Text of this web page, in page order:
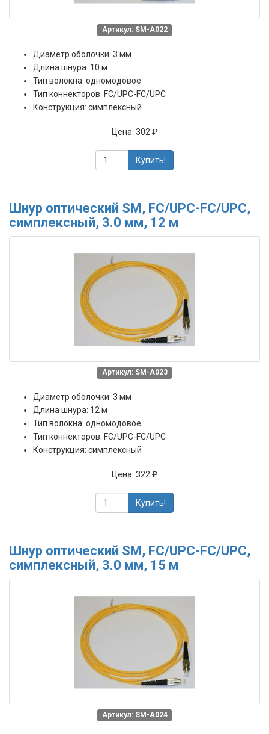
Артикул: SM-A022
Диаметр оболочки: 3 мм
Длина шнура: 10 м
Тип волокна: одномодовое
Тип коннекторов: FC/UPC-FC/UPC
Конструкция: симплексный
Цена: 302 ₽
Купить!
Шнур оптический SM, FC/UPC-FC/UPC,
симплексный, 3.0 мм, 12 м
Артикул: SM-A023
Диаметр оболочки: 3 мм
Длина шнура: 12 м
Тип волокна: одномодовое
Тип коннекторов: FC/UPC-FC/UPC
Конструкция: симплексный
Цена: 322 ₽
Купить!
Шнур оптический SM, FC/UPC-FC/UPC,
симплексный, 3.0 мм, 15 м
Артикул: SM-A024